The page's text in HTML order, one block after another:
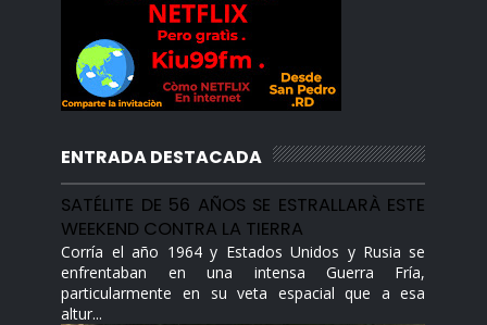
ENTRADA DESTACADA
SATÉLITE DE 56 AÑOS SE ESTRALLARÀ ESTE
WEEKEND CONTRA LA TIERRA
Corría el año 1964 y Estados Unidos y Rusia se
enfrentaban en una intensa Guerra Fría,
particularmente en su veta espacial que a esa
altur...